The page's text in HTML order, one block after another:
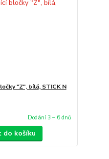
"Z", bílá, STICK N
Dodání 3 – 6 dnů
do košíku